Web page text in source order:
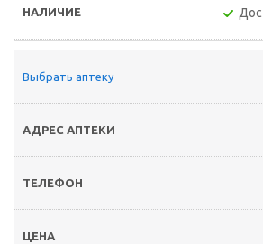
Выбрать аптеку